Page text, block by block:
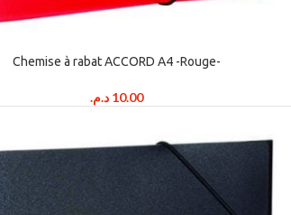
Chemise à rabat ACCORD A4 -Rouge-
10.00 د.م.